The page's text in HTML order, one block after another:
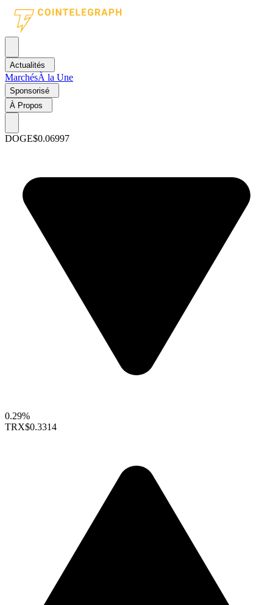
Actualités
MarchésÀ la Une
Sponsorisé
À Propos
DOGE$0.06997
0.29%
TRX$0.3314